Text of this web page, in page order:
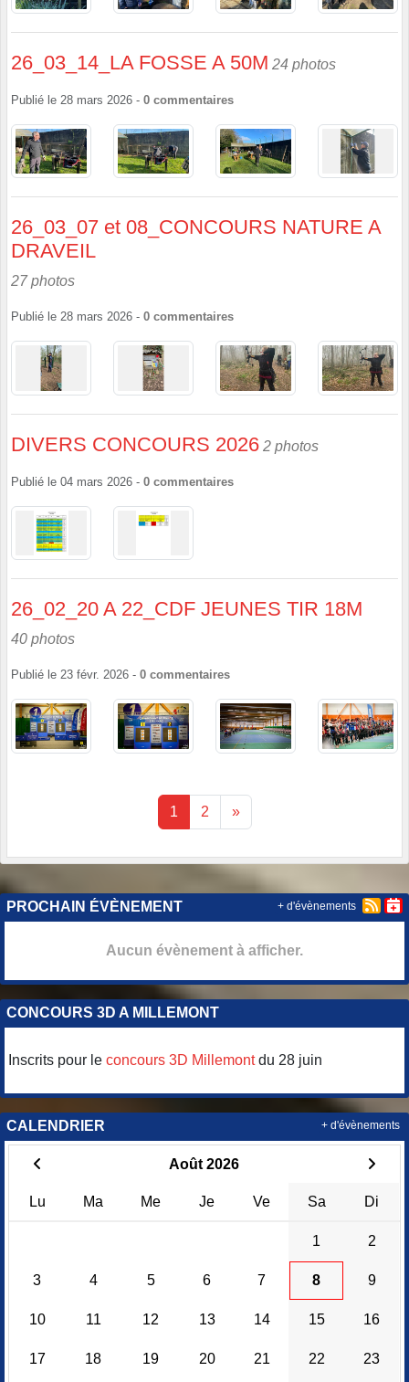
26_03_14_LA FOSSE A 50M 24 photos
Publié le 28 mars 2026 - 0 commentaires
26_03_07 et 08_CONCOURS NATURE A
DRAVEIL
27 photos
Publié le 28 mars 2026 - 0 commentaires
DIVERS CONCOURS 2026 2 photos
Publié le 04 mars 2026 - 0 commentaires
26_02_20 A 22_CDF JEUNES TIR 18M
40 photos
Publié le 23 févr. 2026 - 0 commentaires
1 2 »
PROCHAIN ÉVÈNEMENT
Aucun évènement à afficher.
+ d'évènements
CONCOURS 3D A MILLEMONT
Inscrits pour le concours 3D Millemontdu 28 juin
CALENDRIER
Août 2026
Lu Ma Me Je Ve Sa Di
1 2
3 4 5 6 7 8 9
10 11 12 13 14 15 16
17 18 19 20 21 22 23
+ d'évènements